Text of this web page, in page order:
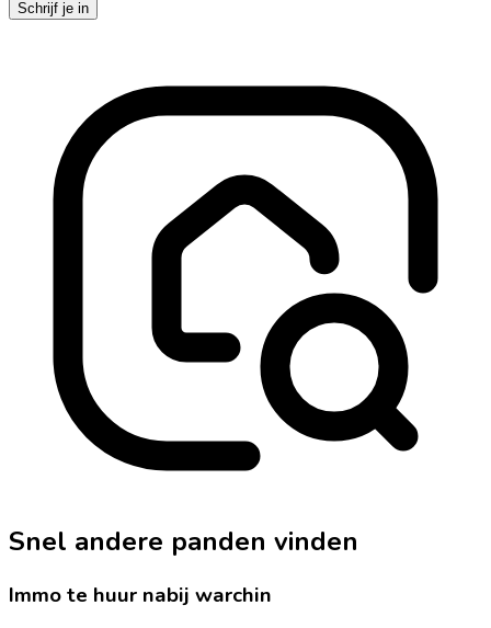
Schrijf je in
Snel andere panden vinden
Immo te huur nabij warchin